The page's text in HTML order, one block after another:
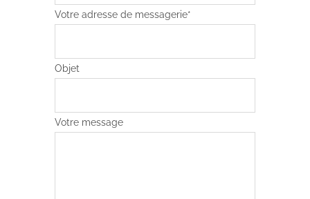
Votre adresse de messagerie*
Objet
Votre message